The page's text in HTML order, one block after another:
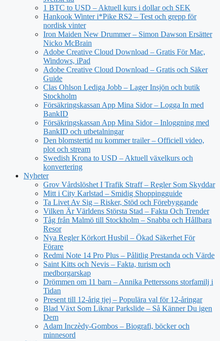
1 BTC to USD – Aktuell kurs i dollar och SEK
Hankook Winter i*Pike RS2 – Test och grepp för
nordisk vinter
Iron Maiden New Drummer – Simon Dawson Ersätter
Nicko McBrain
Adobe Creative Cloud Download – Gratis För Mac,
Windows, iPad
Adobe Creative Cloud Download – Gratis och Säker
Guide
Clas Ohlson Lediga Jobb – Lager Insjön och butik
Stockholm
Försäkringskassan App Mina Sidor – Logga In med
BankID
Försäkringskassan App Mina Sidor – Inloggning med
BankID och utbetalningar
Den blomstertid nu kommer trailer – Officiell video,
plot och stream
Swedish Krona to USD – Aktuell växelkurs och
konvertering
Nyheter
Grov Vårdslöshet I Trafik Straff – Regler Som Skyddar
Mitt i City Karlstad – Smidig Shoppingguide
Ta Livet Av Sig – Risker, Stöd och Förebyggande
Vilken Är Världens Största Stad – Fakta Och Trender
Tåg från Malmö till Stockholm – Snabba och Hållbara
Resor
Nya Regler Körkort Husbil – Ökad Säkerhet För
Förare
Redmi Note 14 Pro Plus – Pålitlig Prestanda och Värde
Saint Kitts och Nevis – Fakta, turism och
medborgarskap
Drömmen om 11 barn – Annika Petterssons storfamilj i
Tidan
Present till 12-årig tjej – Populära val för 12-åringar
Blad Växt Som Liknar Parkslide – Så Känner Du igen
Dem
Adam Inczèdy-Gombos – Biografi, böcker och
minnesord